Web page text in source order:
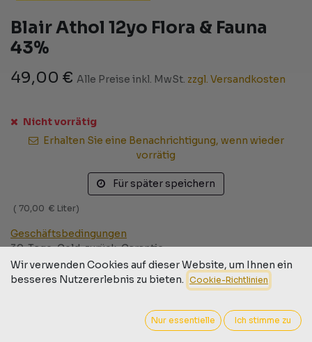
Blair Athol 12yo Flora & Fauna
43%
49,00 € Alle Preise inkl. MwSt. zzgl. Versandkosten
Nicht vorrätig
Erhalten Sie eine Benachrichtigung, wenn wieder
vorrätig
Für später speichern
( 70,00 € Liter)
Geschäftsbedingungen
30-Tage-Geld-zurück-Garantie
Versand: 2-3 Geschäftstage
Wir verwenden Cookies auf dieser Website, um Ihnen ein
besseres Nutzererlebnis zu bieten. Cookie-Richtlinien
Nur essentielle Ich stimme zu